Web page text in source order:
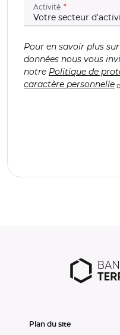
Activité (champ
Pour en savoir plus
données nous vous
notre Politique de
caractère personnelle
Plan du site